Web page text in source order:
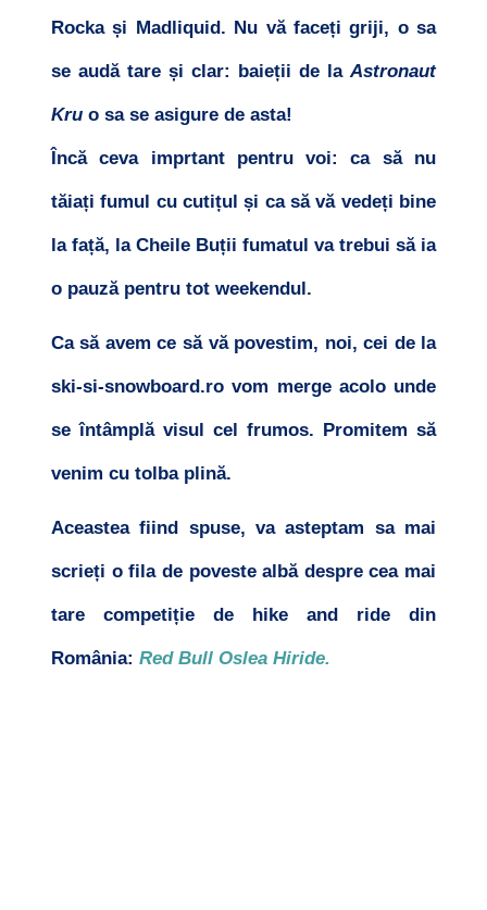
Rocka și Madliquid. Nu vă faceți griji, o sa
se audă tare și clar: baieții de laAstronaut
Kruo sa se asigure de asta!
Încă ceva imprtant pentru voi: ca să nu
tăiați fumul cu cutițul și ca să vă vedeți bine
la față, la Cheile Buții fumatul va trebui să ia
o pauză pentru tot weekendul.
Ca să avem ce să vă povestim, noi, cei de la
ski-si-snowboard.ro vom merge acolo unde
se întâmplă visul cel frumos. Promitem să
venim cu tolba plină.
Aceastea fiind spuse, va asteptam sa mai
scrieți o fila de poveste albă despre cea mai
tare competiție de hike and ride din
România: Red Bull Oslea Hiride.